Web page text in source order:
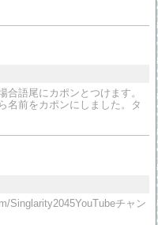
合語尾にカポンとつけます。
名前をカポンにしました。タ
Singlarity2045YouTubeチャン